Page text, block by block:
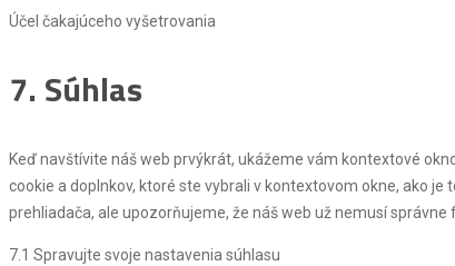
Účel čakajúceho vyšetrovania
to
7. Súhlas
Keď navštívite náš web prvýkrát, ukážeme vám kontextové
cookie a doplnkov, ktoré ste vybrali v kontextovom okne, ako
prehliadača, ale upozorňujeme, že náš web už nemusí správne
7.1 Spravujte svoje nastavenia súhlasu